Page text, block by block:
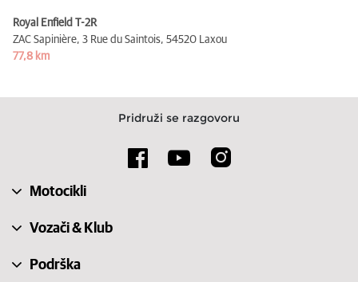
Royal Enfield T-2R
ZAC Sapinière, 3 Rue du Saintois, 54520 Laxou
77,8 km
Pridruži se razgovoru
Motocikli
Vozači & Klub
Podrška